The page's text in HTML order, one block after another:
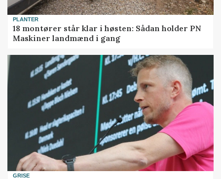
PLANTER
18 montører står klar i høsten: Sådan holder PN
Maskiner landmænd i gang
GRISE